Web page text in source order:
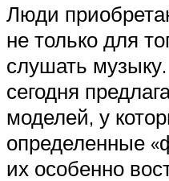
Люди
не только для
слушать
сегодня
моделей, у
определенные
их особенно